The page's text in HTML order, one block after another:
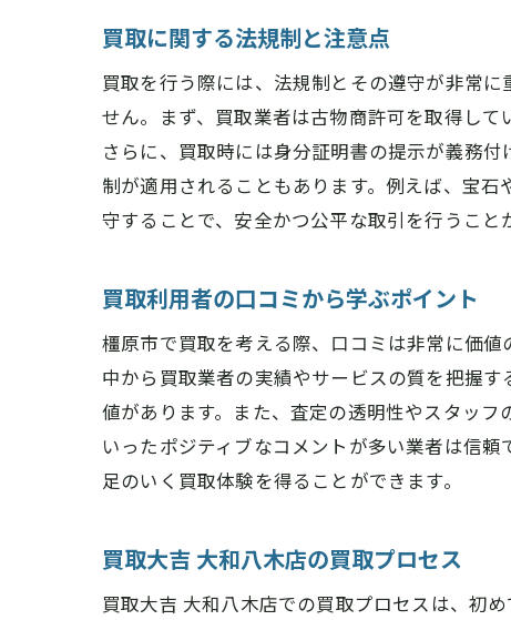
買取に関する法規制と注意点
買取を行う際には、法規制とその遵守が非常
せん。まず、買取業者は古物商許可を取得し
さらに、買取時には身分証明書の提示が義務
制が適用されることもあります。例えば、宝
守することで、安全かつ公平な取引を行うこと
買取利用者の口コミから学ぶポイント
橿原市で買取を考える際、口コミは非常に価
中から買取業者の実績やサービスの質を把握
値があります。また、査定の透明性やスタッ
いったポジティブなコメントが多い業者は信
足のいく買取体験を得ることができます。
買取大吉 大和八木店の買取プロセス
買取大吉 大和八木店での買取プロセスは、初